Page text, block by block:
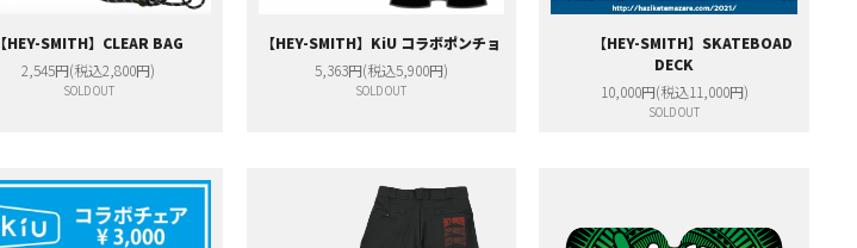
【HEY-SMITH】CLEAR BAG
2,545円(税込2,800円)
SOLD OUT
【HEY-SMITH】KiU コラボポンチョ
5,363円(税込5,900円)
SOLD OUT
【HEY-SMITH】SKATEBOAD
DECK
10,000円(税込11,000円)
SOLD OUT